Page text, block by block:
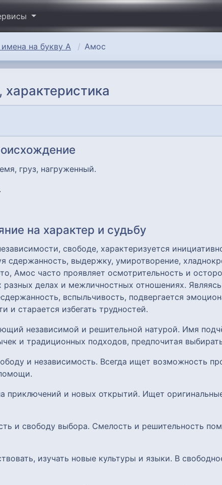
на букву А Амос
груз, нагруженный.
.
на характер и судьбу
свободе, характеризуется
сдержанность, выдержку, умиротворение,
Амос часто проявляет осмотрительность и
разных делах и межличностных отношениях.
вспыльчивость, подвергается
и старается избегать трудностей.
независимой и решительной натурой. Имя
и традиционных подходов, предпочитая
и независимость. Всегда ищет возможность
приключений и новых открытий. Ищет
и свободу выбора. Смелость и решительность
изучать новые культуры и языки. В